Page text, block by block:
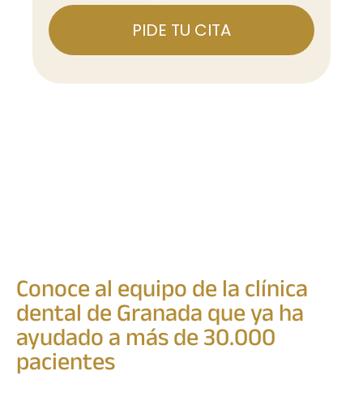
PIDE TU CITA
Conoce al equipo de la clínica
dental de Granada que ya ha
ayudado a más de 30.000
pacientes